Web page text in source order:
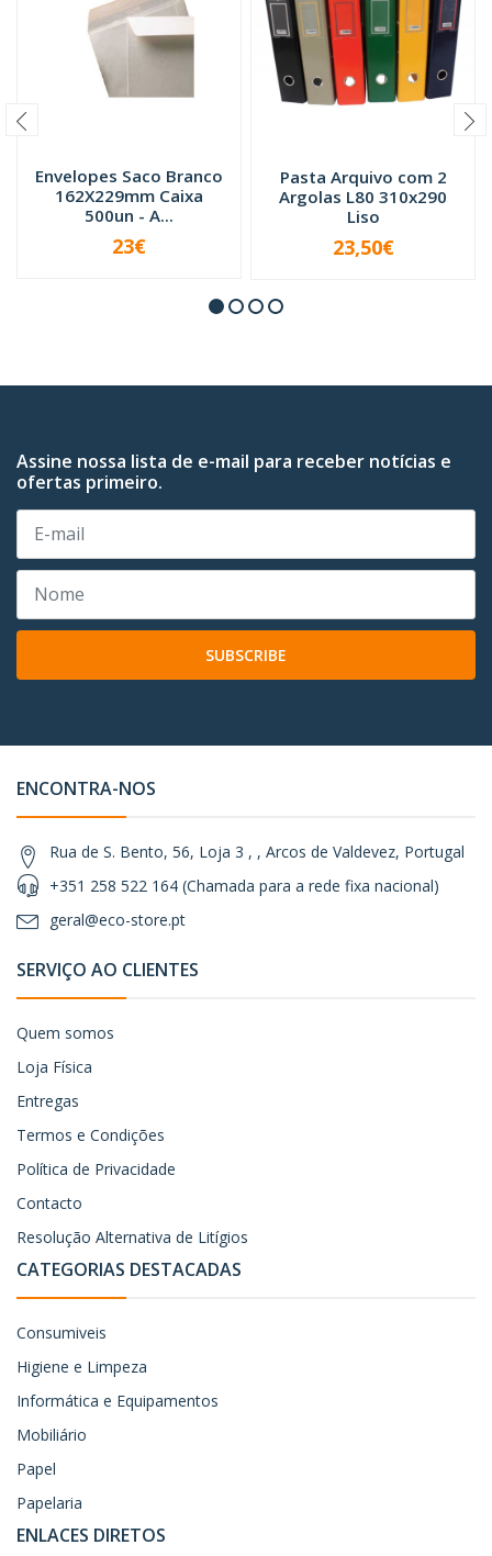
Envelopes Saco Branco
162X229mm Caixa
500un - A...
+
23€
Pasta Arquivo com 2
Argolas L80 310x290
Liso
VER OPÇÕES
23,50€
Assine nossa lista de e-mail para receber notícias e
ofertas primeiro.
SUBSCRIBE
ENCONTRA-NOS
Rua de S. Bento, 56, Loja 3 , , Arcos de Valdevez, Portugal
+351 258 522 164 (Chamada para a rede fixa nacional)
geral@eco-store.pt
SERVIÇO AO CLIENTES
Quem somos
Loja Física
Entregas
Termos e Condições
Política de Privacidade
Contacto
Resolução Alternativa de Litígios
CATEGORIAS DESTACADAS
Consumiveis
Higiene e Limpeza
Informática e Equipamentos
Mobiliário
Papel
Papelaria
ENLACES DIRETOS